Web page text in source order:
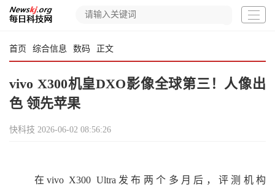
首页 综合信息 数码 正文
vivo X300机皇DXO影像全球第三！人像出
色 领先苹果
快科技 2026-06-02 08:56:26
在vivo X300 Ultra发布两个多月后，评测机构